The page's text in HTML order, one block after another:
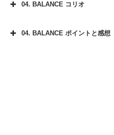
04. BALANCE コリオ
04. BALANCE ポイントと感想